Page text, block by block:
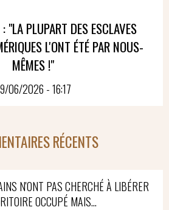
"LA PLUPART DES ESCLAVES
L'ONT ÉTÉ PAR NOUS-
MÊMES !"
06/2026 - 16:17
RÉCENTS
N'ONT PAS CHERCHÉ À LIBÉRER
OCCUPÉ MAIS...